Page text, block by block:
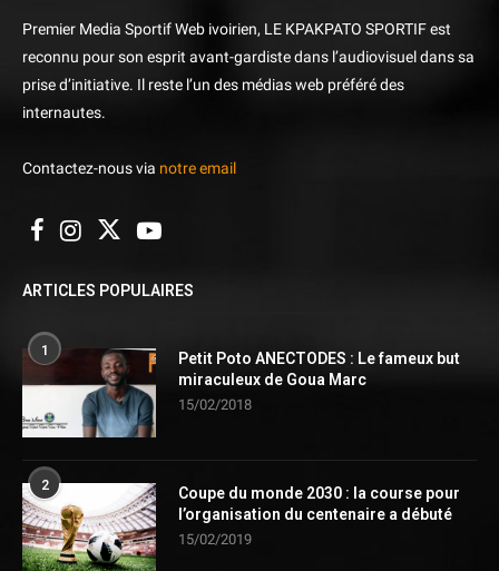
Premier Media Sportif Web ivoirien, LE KPAKPATO SPORTIF est
reconnu pour son esprit avant-gardiste dans l’audiovisuel dans sa
prise d’initiative. Il reste l’un des médias web préféré des
internautes.
Contactez-nous via notre email
ARTICLES POPULAIRES
1
Petit Poto ANECTODES : Le fameux but
miraculeux de Goua Marc
15/02/2018
2
Coupe du monde 2030 : la course pour
l’organisation du centenaire a débuté
15/02/2019